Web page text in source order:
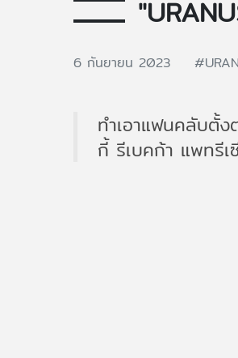
6 กันยายน 2023
ทำเอาแฟนคลับตั้
กี้ รีเบคก้า แพทรี